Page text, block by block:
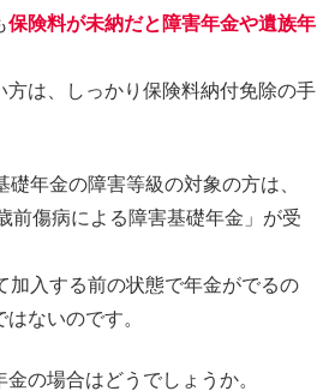
保険料が未納だと障害年金や遺族年
方は、しっかり保険料納付免除の手
礎年金の障害等級の対象の方は、
前傷病による障害基礎年金」が受
加入する前の状態で年金がでるの
ないのです。
の場合はどうでしょうか。